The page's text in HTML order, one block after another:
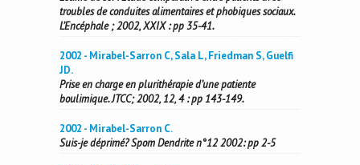
troubles de conduites alimentaires et phobiques sociaux.
L’Encéphale ; 2002, XXIX : pp 35-41.
2002 - Mirabel-Sarron C, Sala L, Friedman S, Guelfi
JD.
Prise en charge en plurithérapie d’une patiente
boulimique. JTCC; 2002, 12, 4 : pp 143-149.
2002 - Mirabel-Sarron C.
Suis-je déprimé? Spom Dendrite n°12 2002: pp 2-5